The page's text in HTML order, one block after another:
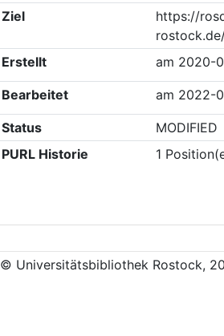
Ziel
https://
Erstellt
am 2020-
Bearbeitet am 2022-
Status
MODIFIED
PURL Historie
1
© Universitätsbibliothek Rostock,